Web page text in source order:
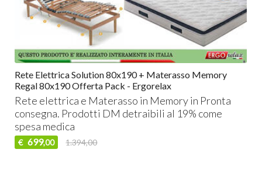
Rete Elettrica Solution 80x190 + Materasso Memory
Regal 80x190 Offerta Pack - Ergorelax
Rete elettrica e Materasso in Memory in Pronta
consegna. Prodotti DM detraibili al 19% come
spesa medica
€ 699,00 1.394,00